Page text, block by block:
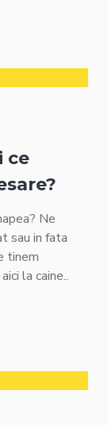
ce
Ne
sau in fata
tinem
la caine..